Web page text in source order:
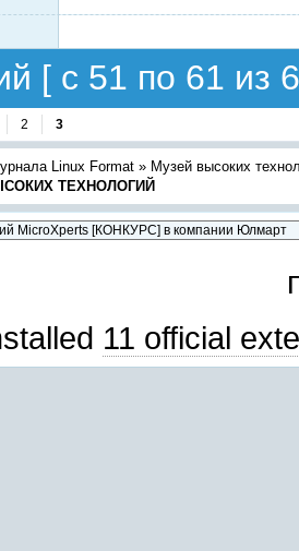
[ с 51 по 61 из
2 3
Linux Format » Музей высоких
ТЕХНОЛОГИЙ
11 official